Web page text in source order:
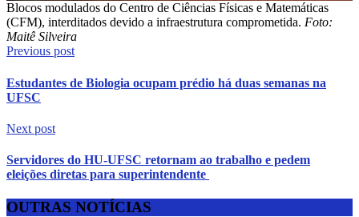
Blocos modulados do Centro de Ciências Físicas e Matemáticas
(CFM), interditados devido a infraestrutura comprometida. Foto:
Maitê Silveira
Previous post
Estudantes de Biologia ocupam prédio há duas semanas na
UFSC
Next post
Servidores do HU-UFSC retornam ao trabalho e pedem
eleições diretas para superintendente
OUTRAS NOTÍCIAS